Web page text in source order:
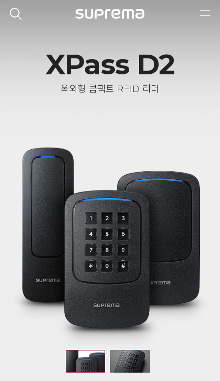
XPass D2
옥외형 콤팩트 RFID 리더